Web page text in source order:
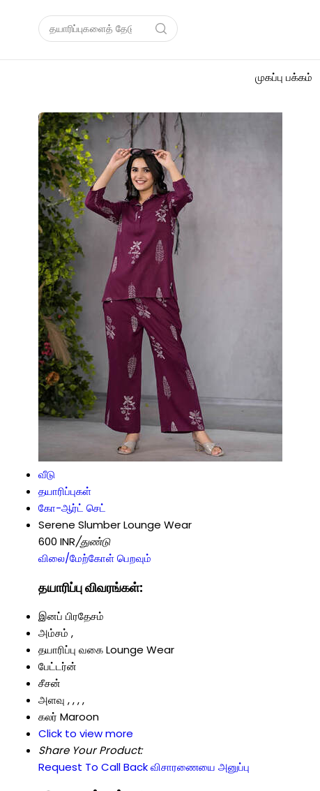
முகப்பு பக்கம்
வீடு
தயாரிப்புகள்
கோ-ஆர்ட் செட்
Serene Slumber Lounge Wear
600 INR/துண்டு
விலை/மேற்கோள் பெறவும்
தயாரிப்பு விவரங்கள்:
இனப் பிரதேசம்
அம்சம் ,
தயாரிப்பு வகைLounge Wear
பேட்டர்ன்
சீசன்
அளவு , , , ,
கலர் Maroon
Click to view more
Share Your Product:
Request To Call Backவிசாரணையை அனுப்பு